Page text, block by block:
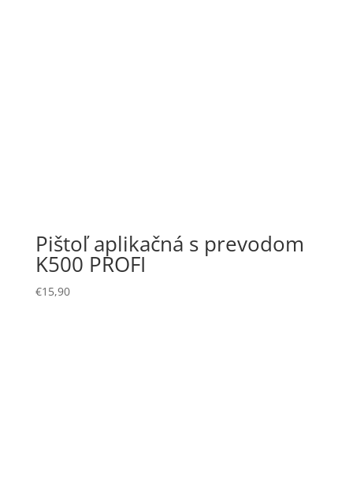
Pištoľ aplikačná s prevodom
K500 PROFI
€15,90